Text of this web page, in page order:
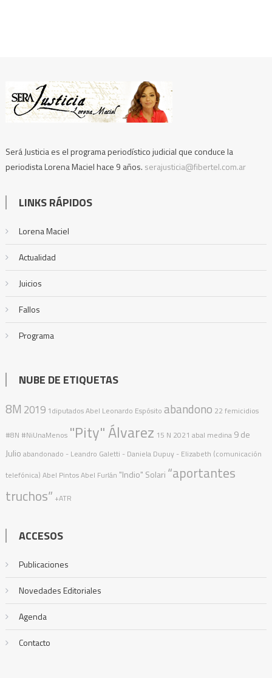
Será Justicia es el programa periodístico judicial que conduce la
periodista Lorena Maciel hace 9 años. serajusticia@fibertel.com.ar
LINKS RÁPIDOS
Lorena Maciel
Actualidad
Juicios
Fallos
Programa
NUBE DE ETIQUETAS
8M 2019 1diputadosAbel Leonardo Espósito abandono 22 femicidios
#8N #NiUnaMenos "Pity" Álvarez 15 N 2021 abal medina 9 de
Julio abandonado - Leandro Galetti - Daniela Dupuy - Elizabeth (comunicación
telefónica) Abel PintosAbel Furlán "Indio" Solari “aportantes
truchos” +ATR
ACCESOS
Publicaciones
Novedades Editoriales
Agenda
Contacto